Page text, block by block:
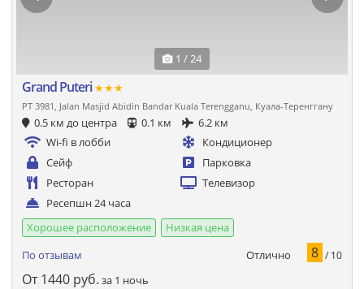
1 / 24
Grand Puteri★★★
PT 3981, Jalan Masjid Abidin Bandar Kuala Terengganu, Куала-Теренггану
0.5 км до центра 0.1 км
6.2 км
Wi-fi в лобби
Кондиционер
Сейф
Парковка
Ресторан
Телевизор
Ресепшн 24 часа
Хорошее расположение
Низкая цена
По отзывам
Отлично 8 / 10
От 1440 руб. за 1 ночь